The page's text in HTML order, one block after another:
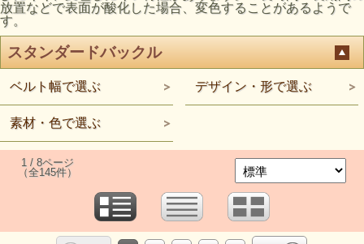
放置などで表面が酸化した場合、変色することがあるようで
す。
スタンダードバックル
ベルト幅で選ぶ
素材・色で選ぶ
デザイン・形で選ぶ
1 / 8ページ
（全145件）